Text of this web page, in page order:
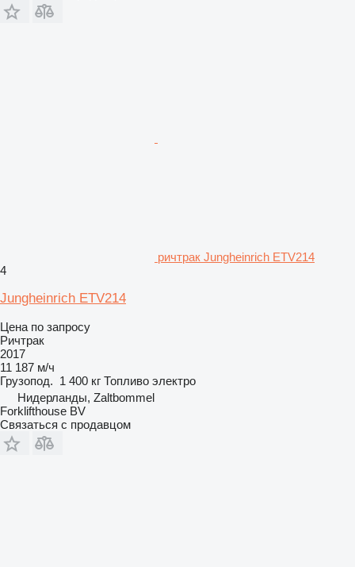
ричтрак Jungheinrich ETV214
4
Jungheinrich ETV214
Цена по запросу
Ричтрак
2017
11 187 м/ч
Грузопод. 1 400 кг Топливо электро
Нидерланды, Zaltbommel
Forklifthouse BV
Связаться с продавцом